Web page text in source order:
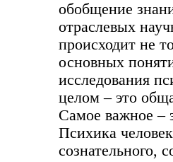
обобщение
отраслевых
происходит не
основных
исследования
целом – это
Самое важное –
Психика
сознательного,